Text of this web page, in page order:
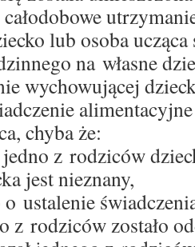
lub osoba
na własne
wychowującej
chyba że:
z rodziców
jest nieznany,
ustalenie
z rodziców zostało